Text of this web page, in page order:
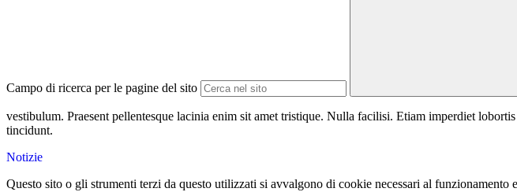
Campo di ricerca per le pagine del sito
vestibulum. Praesent pellentesque lacinia enim sit amet tristique. Nulla facilisi. Etiam imperdiet
tincidunt.
Notizie
Questo sito o gli strumenti terzi da questo utilizzati si avvalgono di cookie necessari al funzionamento